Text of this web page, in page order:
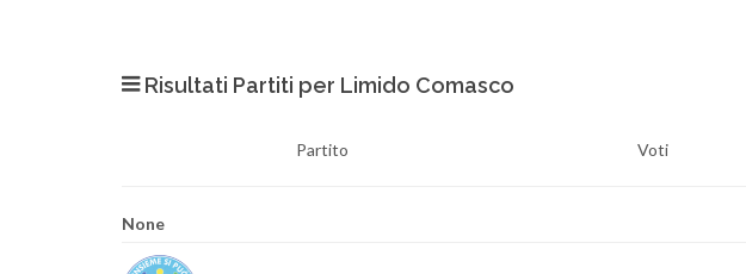
Risultati Partiti per Limido Comasco
Partito Voti
None